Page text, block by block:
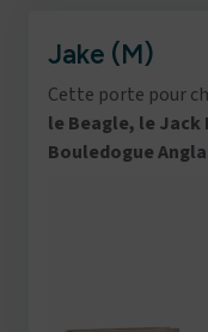
Jake (M)
Cette porte pour
le Beagle, le Jack
Bouledogue